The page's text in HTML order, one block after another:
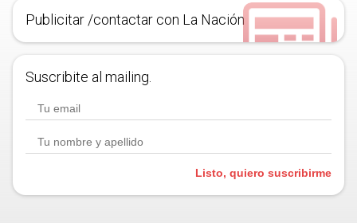
Publicitar /contactar con La Nación
Suscribite al mailing.
Listo, quiero suscribirme